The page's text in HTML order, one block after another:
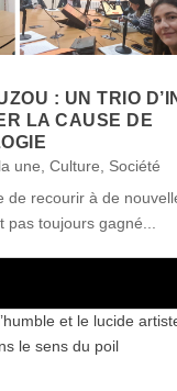
: UN TRIO
LA CAUSE DE
une ,Culture
Société
de recourir à de
toujours gagné...